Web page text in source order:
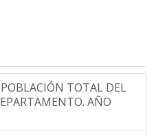
TOTAL DEL
AÑO